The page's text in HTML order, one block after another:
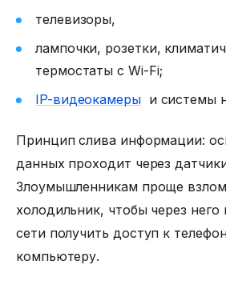
телевизоры,
лампочки, розетки,
термостаты с Wi-Fi;
IP-видеокамеры и системы
Принцип слива информации:
данных проходит через
Злоумышленникам проще
холодильник, чтобы через
сети получить доступ к
компьютеру.